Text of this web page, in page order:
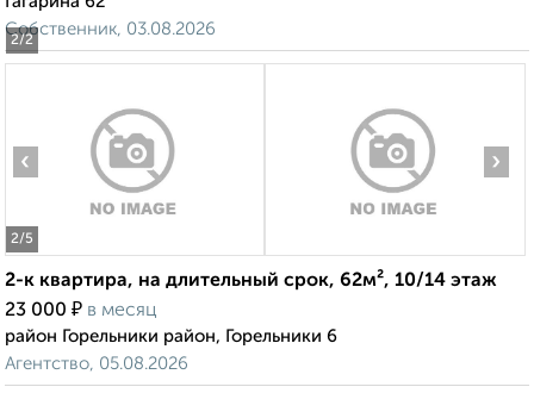
2/2
Собственник, 03.08.2026
2/5
‹ ›
2-к квартира, на длительный срок, 62м², 10/14 этаж
23 000 ₽ в месяц
район Горельники район, Горельники 6
Агентство, 05.08.2026